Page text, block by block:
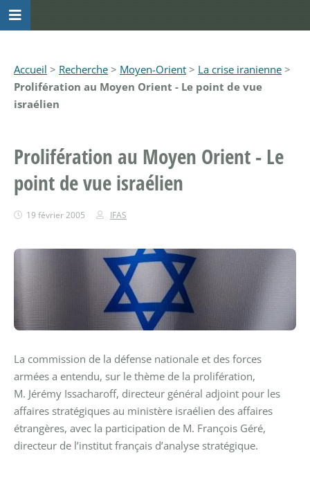
Accueil > Recherche > Moyen-Orient > La crise iranienne >
Prolifération au Moyen Orient - Le point de vue
israélien
Prolifération au Moyen Orient - Le
point de vue israélien
19 février 2005 IFAS
La commission de la défense nationale et des forces
armées a entendu, sur le thème de la prolifération,
M. Jérémy Issacharoff, directeur général adjoint pour les
affaires stratégiques au ministère israélien des affaires
étrangères, avec la participation de M. François Géré,
directeur de l’institut français d’analyse stratégique.